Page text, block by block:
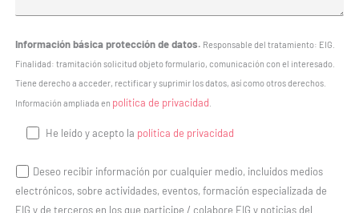
Información básica protección de datos. Responsable del tratamiento: EIG.
Finalidad: tramitación solicitud objeto formulario, comunicación con el interesado.
Tiene derecho a acceder, rectificar y suprimir los datos, así como otros derechos.
Información ampliada en política de privacidad
He leído y acepto la política de privacidad
Deseo recibir información por cualquier medio, incluidos medios
electrónicos, sobre actividades, eventos, formación especializada de
EIG y de terceros en los que participe / colabore EIG y noticias del